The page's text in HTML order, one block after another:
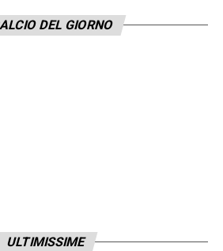
DEL GIORNO
ULTIMISSIME